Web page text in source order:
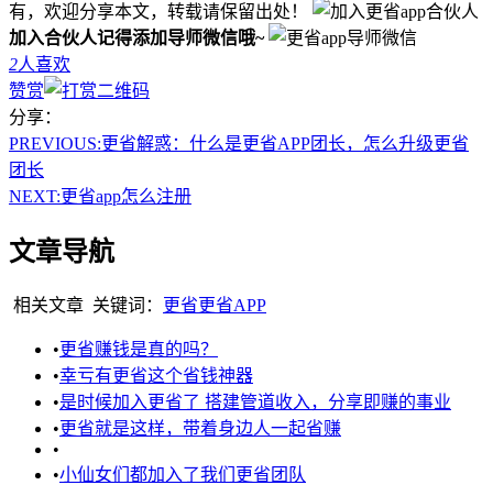
有，欢迎分享本文，转载请保留出处！
加入合伙人记得添加导师微信哦~
2人喜欢
赞赏
分享：
PREVIOUS:更省解惑：什么是更省APP团长，怎么升级更省
团长
NEXT:更省app怎么注册
文章导航
相关文章 关键词： 更省更省APP
•更省赚钱是真的吗？
•幸亏有更省这个省钱神器
•是时候加入更省了 搭建管道收入，分享即赚的事业
•更省就是这样，带着身边人一起省赚
•
•小仙女们都加入了我们更省团队